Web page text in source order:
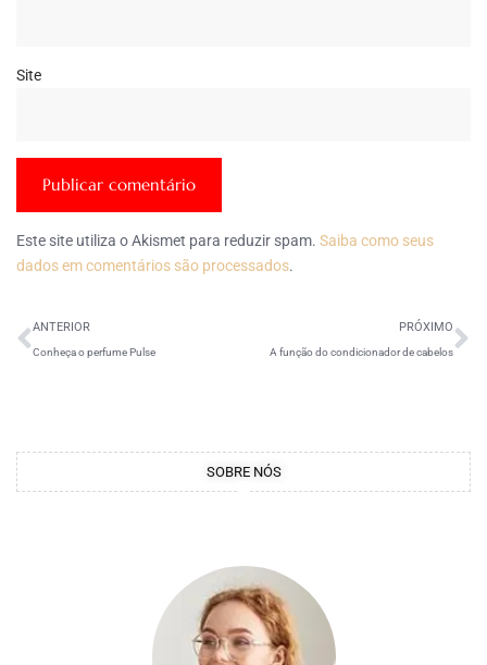
Site
Este site utiliza o Akismet para reduzir spam. Saiba como seus
dados em comentários são processados.
ANTERIOR
Conheça o perfume Pulse
PRÓXIMO
A função do condicionador de cabelos
SOBRE NÓS